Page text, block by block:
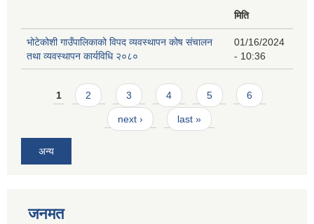
मिति
भोटेकोशी गाउँपालिकाको विपद व्यवस्थापन कोष संचालन
तथा व्यवस्थापन कार्यविधि २०८०
01/16/2024
- 10:36
Pages
1 2 3 4 5 6
next › last »
अन्य
जनमत